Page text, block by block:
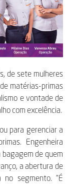
de sete mulheres
matérias-primas
e vontade de
com excelência.
para gerenciar a
Engenheira
de quem
a abertura de
no segmento. “É